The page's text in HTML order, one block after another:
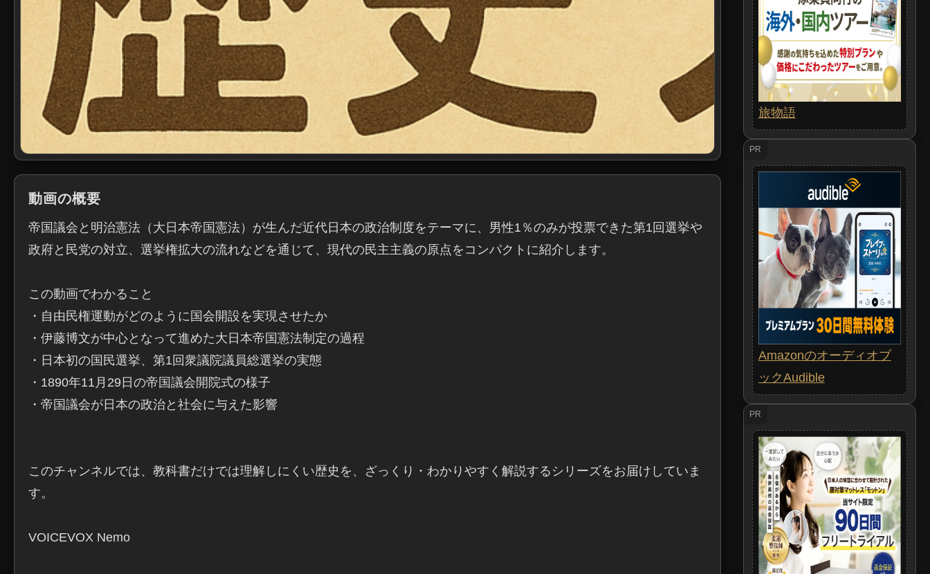
動画の概要
帝国議会と明治憲法（大日本帝国憲法）が生んだ近代日本の政治制度をテーマに、男性1％のみが投票できた第1回選挙や
政府と民党の対立、選挙権拡大の流れなどを通じて、現代の民主主義の原点をコンパクトに紹介します。
この動画でわかること
・自由民権運動がどのように国会開設を実現させたか
・伊藤博文が中心となって進めた大日本帝国憲法制定の過程
・日本初の国民選挙、第1回衆議院議員総選挙の実態
・1890年11月29日の帝国議会開院式の様子
・帝国議会が日本の政治と社会に与えた影響
このチャンネルでは、教科書だけでは理解しにくい歴史を、ざっくり・わかりやすく解説するシリーズをお届けしていま
す。
VOICEVOX Nemo
旅物語
PR
Amazonのオーディオブ
ックAudible
PR